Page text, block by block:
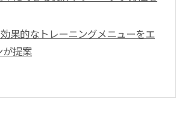
果的なトレーニングメニューをエ
が提案